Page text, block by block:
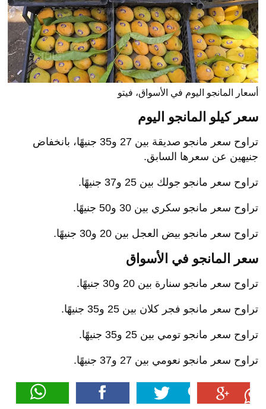
أسعار المانجو اليوم في الأسواق، فيتو
سعر كيلو المانجو اليوم
تراوح سعر مانجو صديقة بين 27 و35 جنيهًا، بانخفاض
جنيهين عن سعرها السابق.
تراوح سعر مانجو جولك بين 25 و37 جنيهًا.
تراوح سعر مانجو سكري بين 30 و50 جنيهًا.
تراوح سعر مانجو بيض العجل بين 20 و30 جنيهًا.
سعر المانجو في الأسواق
تراوح سعر مانجو سنارة بين 20 و30 جنيهًا.
تراوح سعر مانجو فجر كلان بين 25 و35 جنيهًا.
تراوح سعر مانجو تومي بين 25 و35 جنيهًا.
تراوح سعر مانجو نعومي بين 27 و37 جنيهًا.